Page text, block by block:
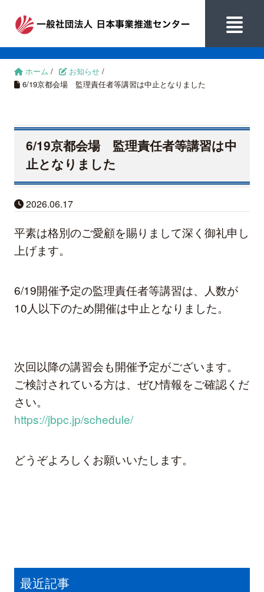
ホーム / お知らせ /
6/19京都会場 監理責任者等講習は中止となりました
6/19京都会場 監理責任者等講習は中
止となりました
2026.06.17
平素は格別のご愛顧を賜りまして深く御礼申し
上げます。
6/19開催予定の監理責任者等講習は、人数が
10人以下のため開催は中止となりました。
次回以降の講習会も開催予定がございます。
ご検討されている方は、ぜひ情報をご確認くだ
さい。
https://jbpc.jp/schedule/
どうぞよろしくお願いいたします。
最近記事